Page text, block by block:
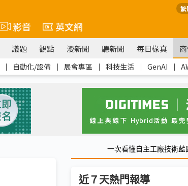
繁
影音 英文網
議題 觀點 漫新聞 聽新聞 每日椽真
｜ 自動化/設備 ｜ 展會專區 ｜ 科技生活 ｜ GenAI ｜
一次看懂自主工廠技術
近７天熱門報導